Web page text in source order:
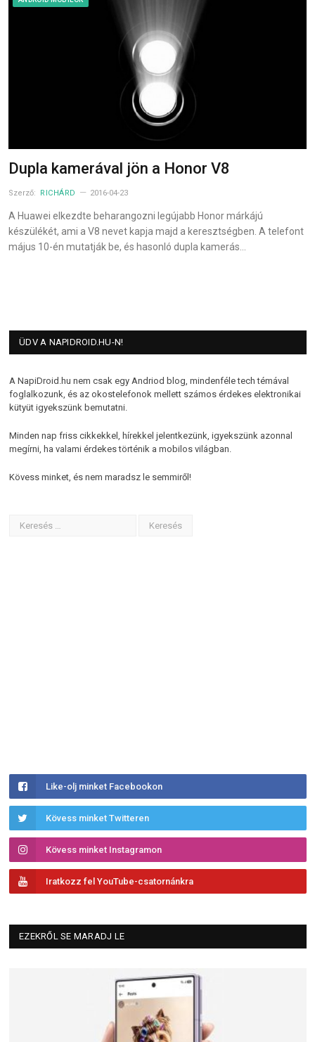
Dupla kamerával jön a Honor V8
Szerző: RICHÁRD 2016-04-23
A Huawei elkezdte beharangozni legújabb Honor márkájú
készülékét, ami a V8 nevet kapja majd a keresztségben. A telefont
május 10-én mutatják be, és hasonló dupla kamerás…
ÜDV A NAPIDROID.HU-N!
A NapiDroid.hu nem csak egy Andriod blog, mindenféle tech témával
foglalkozunk, és az okostelefonok mellett számos érdekes elektronikai
kütyüt igyekszünk bemutatni.
Minden nap friss cikkekkel, hírekkel jelentkezünk, igyekszünk azonnal
megírni, ha valami érdekes történik a mobilos világban.
Kövess minket, és nem maradsz le semmiről!
Like-olj minket Facebookon
Kövess minket Twitteren
Kövess minket Instagramon
Iratkozz fel YouTube-csatornánkra
EZEKRŐL SE MARADJ LE